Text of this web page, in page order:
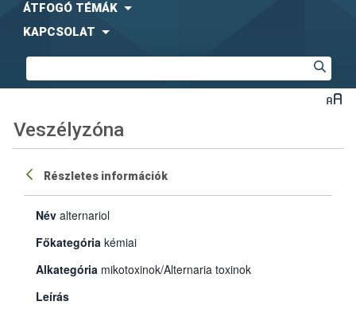
ÁTFOGÓ TÉMÁK
KAPCSOLAT
Veszélyzóna
Részletes információk
Név alternariol
Főkategória kémiai
Alkategória mikotoxinok/Alternaria toxinok
Leírás